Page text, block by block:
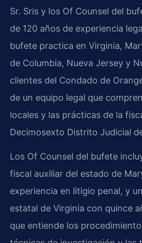
Sr. Sris y los Of Counsel del
de 120 años de experiencia
bufete practica en Virginia,
de Columbia, Nueva Jersey y
clientes del Condado de
de un equipo legal que
locales y las prácticas de la
Decimosexto Distrito Judicial
Los Of Counsel del bufete
fiscal auxiliar del estado de
experiencia en litigio penal, y
estatal de Virginia con quince
que entiende los